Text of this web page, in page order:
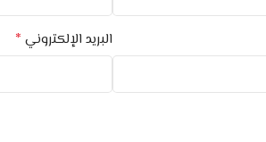
البريد الإلكتروني *